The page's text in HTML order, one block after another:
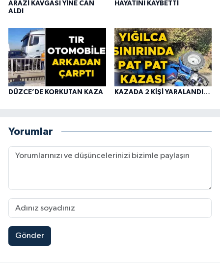
ARAZİ KAVGASI YİNE CAN
ALDI
HAYATINI KAYBETTİ
DÜZCE’DE KORKUTAN KAZA KAZADA 2 KİŞİ YARALANDI…
Yorumlar
Gönder